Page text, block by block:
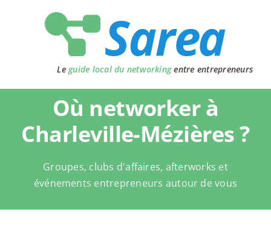
Le guide local du networkingentre entrepreneurs
Où networker à
Charleville-Mézières ?
Groupes, clubs d'affaires, afterworks et
événements entrepreneurs autour de vous